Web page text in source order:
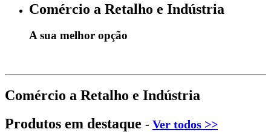
Comércio a Retalho e Indústria
A sua melhor opção
Comércio a Retalho e Indústria
Produtos em destaque - Ver todos >>